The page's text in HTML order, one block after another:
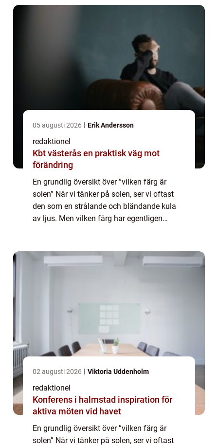
05 augusti 2026 Erik Andersson
redaktionel
Kbt västerås en praktisk väg mot
förändring
En grundlig översikt över ”vilken färg är
solen” När vi tänker på solen, ser vi oftast
den som en strålande och bländande kula
av ljus. Men vilken färg har egentligen
02 augusti 2026 Viktoria Uddenholm
redaktionel
Konferens i halmstad inspiration för
aktiva möten vid havet
En grundlig översikt över ”vilken färg är
solen” När vi tänker på solen, ser vi oftast